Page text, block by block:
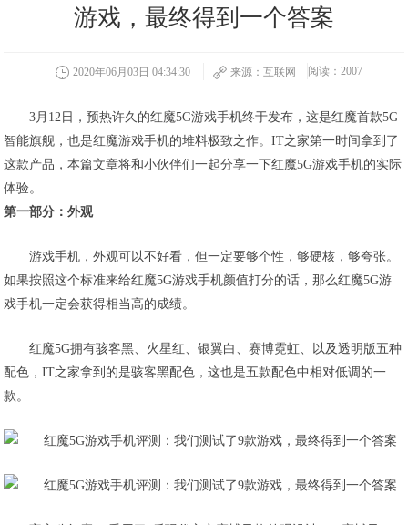
游戏，最终得到一个答案
2020年06月03日 04:34:30 来源：互联网 阅读：2007
3月12日，预热许久的红魔5G游戏手机终于发布，这是红魔首款5G
智能旗舰，也是红魔游戏手机的堆料极致之作。IT之家第一时间拿到了
这款产品，本篇文章将和小伙伴们一起分享一下红魔5G游戏手机的实际
体验。
第一部分：外观
游戏手机，外观可以不好看，但一定要够个性，够硬核，够夸张。
如果按照这个标准来给红魔5G游戏手机颜值打分的话，那么红魔5G游
戏手机一定会获得相当高的成绩。
红魔5G拥有骇客黑、火星红、银翼白、赛博霓虹、以及透明版五种
配色，IT之家拿到的是骇客黑配色，这也是五款配色中相对低调的一
款。